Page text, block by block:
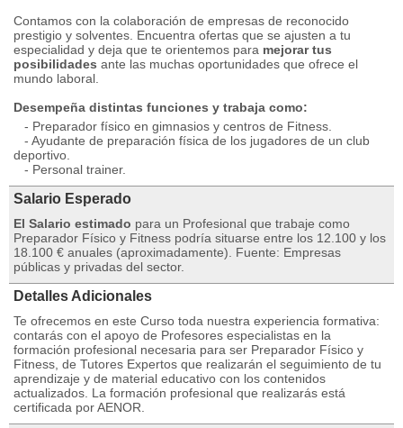
Contamos con la colaboración de empresas de reconocido
prestigio y solventes. Encuentra ofertas que se ajusten a tu
especialidad y deja que te orientemos para mejorar tus
posibilidades ante las muchas oportunidades que ofrece el
mundo laboral.
Desempeña distintas funciones y trabaja como:
- Preparador físico en gimnasios y centros de Fitness.
- Ayudante de preparación física de los jugadores de un club
deportivo.
- Personal trainer.
Salario Esperado
El Salario estimado para un Profesional que trabaje como
Preparador Físico y Fitness podría situarse entre los 12.100 y los
18.100 € anuales (aproximadamente). Fuente: Empresas
públicas y privadas del sector.
Detalles Adicionales
Te ofrecemos en este Curso toda nuestra experiencia formativa:
contarás con el apoyo de Profesores especialistas en la
formación profesional necesaria para ser Preparador Físico y
Fitness, de Tutores Expertos que realizarán el seguimiento de tu
aprendizaje y de material educativo con los contenidos
actualizados. La formación profesional que realizarás está
certificada por AENOR.